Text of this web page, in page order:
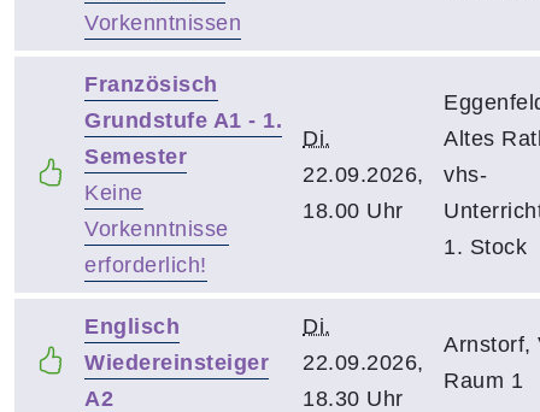
Vorkenntnissen
Französisch
Grundstufe A1 - 1.
Semester
Keine
Vorkenntnisse
erforderlich!
Di.
22.09.2026,
18.00 Uhr
Altes
vhs-
1. Stock
Englisch
Wiedereinsteiger
A2
Di.
22.09.2026,
18.30 Uhr
Arnstorf,
Raum 1